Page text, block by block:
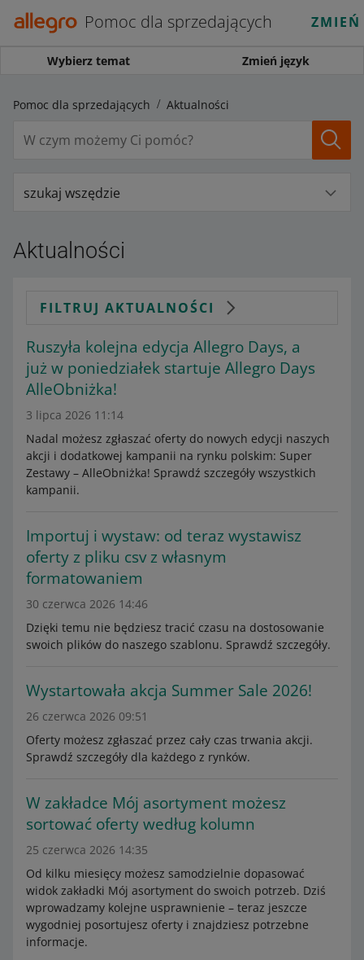
Pomoc dla sprzedających
Wybierz temat Zmień język
Pomoc dla sprzedających Aktualności
szukaj wszędzie
Aktualności
FILTRUJ AKTUALNOŚCI
Ruszyła kolejna edycja Allegro Days, a
już w poniedziałek startuje Allegro Days
AlleObniżka!
3 lipca 2026 11:14
Nadal możesz zgłaszać oferty do nowych edycji naszych
akcji i dodatkowej kampanii na rynku polskim: Super
Zestawy – AlleObniżka! Sprawdź szczegóły wszystkich
kampanii.
Importuj i wystaw: od teraz wystawisz
oferty z pliku csv z własnym
formatowaniem
30 czerwca 2026 14:46
Dzięki temu nie będziesz tracić czasu na dostosowanie
swoich plików do naszego szablonu. Sprawdź szczegóły.
Wystartowała akcja Summer Sale 2026!
26 czerwca 2026 09:51
Oferty możesz zgłaszać przez cały czas trwania akcji.
Sprawdź szczegóły dla każdego z rynków.
W zakładce Mój asortyment możesz
sortować oferty według kolumn
25 czerwca 2026 14:35
Od kilku miesięcy możesz samodzielnie dopasować
widok zakładki Mój asortyment do swoich potrzeb. Dziś
wprowadzamy kolejne usprawnienie – teraz jeszcze
wygodniej posortujesz oferty i znajdziesz potrzebne
informacje.